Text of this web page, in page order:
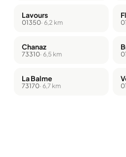
Lavours
01350· 6,2 km
Chanaz
73310· 6,5 km
La Balme
73170· 6,7 km